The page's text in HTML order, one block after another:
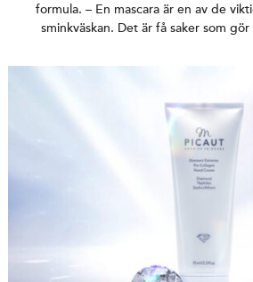
formula. – En mascara är en av de
sminkväskan. Det är få saker som